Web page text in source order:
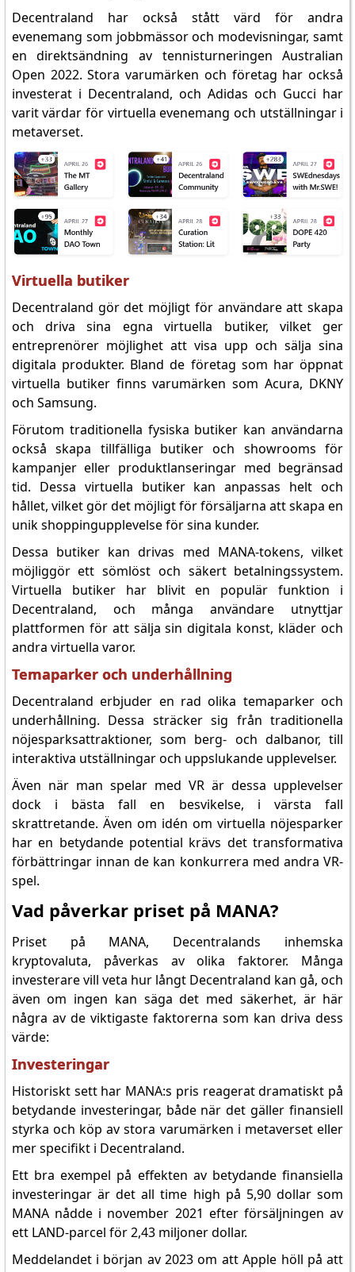
Decentraland har också stått värd för andra
evenemang som jobbmässor och modevisningar, samt
en direktsändning av tennisturneringen Australian
Open 2022. Stora varumärken och företag har också
investerat i Decentraland, och Adidas och Gucci har
varit värdar för virtuella evenemang och utställningar i
metaverset.
Virtuella butiker
Decentraland gör det möjligt för användare att skapa
och driva sina egna virtuella butiker, vilket ger
entreprenörer möjlighet att visa upp och sälja sina
digitala produkter. Bland de företag som har öppnat
virtuella butiker finns varumärken som Acura, DKNY
och Samsung.
Förutom traditionella fysiska butiker kan användarna
också skapa tillfälliga butiker och showrooms för
kampanjer eller produktlanseringar med begränsad
tid. Dessa virtuella butiker kan anpassas helt och
hållet, vilket gör det möjligt för försäljarna att skapa en
unik shoppingupplevelse för sina kunder.
Dessa butiker kan drivas med MANA-tokens, vilket
möjliggör ett sömlöst och säkert betalningssystem.
Virtuella butiker har blivit en populär funktion i
Decentraland, och många användare utnyttjar
plattformen för att sälja sin digitala konst, kläder och
andra virtuella varor.
Temaparker och underhållning
Decentraland erbjuder en rad olika temaparker och
underhållning. Dessa sträcker sig från traditionella
nöjesparksattraktioner, som berg- och dalbanor, till
interaktiva utställningar och uppslukande upplevelser.
Även när man spelar med VR är dessa upplevelser
dock i bästa fall en besvikelse, i värsta fall
skrattretande. Även om idén om virtuella nöjesparker
har en betydande potential krävs det transformativa
förbättringar innan de kan konkurrera med andra VR-
spel.
Vad påverkar priset på MANA?
Priset på MANA, Decentralands inhemska
kryptovaluta, påverkas av olika faktorer. Många
investerare vill veta hur långt Decentraland kan gå, och
även om ingen kan säga det med säkerhet, är här
några av de viktigaste faktorerna som kan driva dess
värde:
Investeringar
Historiskt sett har MANA:s pris reagerat dramatiskt på
betydande investeringar, både när det gäller finansiell
styrka och köp av stora varumärken i metaverset eller
mer specifikt i Decentraland.
Ett bra exempel på effekten av betydande finansiella
investeringar är det all time high på 5,90 dollar som
MANA nådde i november 2021 efter försäljningen av
ett LAND-parcel för 2,43 miljoner dollar.
Meddelandet i början av 2023 om att Apple höll på att